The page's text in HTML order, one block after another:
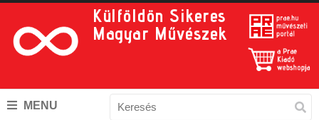
Külföldön Sikeres
Magyar Művészek
MENU